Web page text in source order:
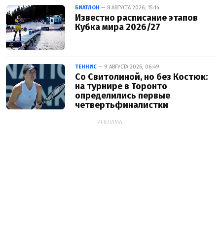
БИАТЛОН — 8 АВГУСТА 2026, 15:14
Известно расписание этапов
Кубка мира 2026/27
ТЕННИС — 9 АВГУСТА 2026, 06:49
Со Свитолиной, но без Костюк:
на турнире в Торонто
определились первые
четвертьфиналистки
РЕКЛАМА: